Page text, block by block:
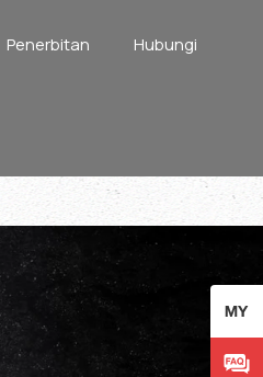
Penerbitan Hubungi